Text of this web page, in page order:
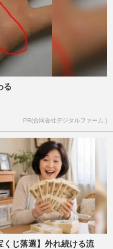
る
PR(合同会社デジタルファーム )
くじ落選】外れ続ける流